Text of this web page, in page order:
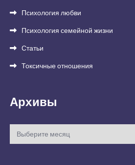
Психология любви
Психология семейной жизни
Статьи
Токсичные отношения
Архивы
Архивы